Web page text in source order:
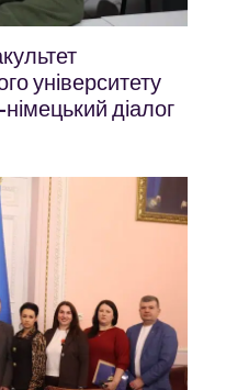
університету
діалог